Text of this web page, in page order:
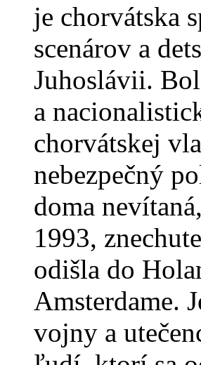
je chorvátska
scenárov a
Juhoslávii.
a
chorvátskej
nebezpečný
doma
1993,
odišla do
Amsterdame.
vojny a